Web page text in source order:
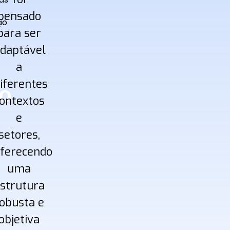
ser
a
e
uma
e